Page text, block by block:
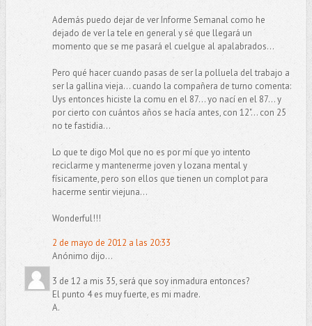
Además puedo dejar de ver Informe Semanal como he
dejado de ver la tele en general y sé que llegará un
momento que se me pasará el cuelgue al apalabrados...
Pero qué hacer cuando pasas de ser la polluela del trabajo a
ser la gallina vieja... cuando la compañera de turno comenta:
Uys entonces hiciste la comu en el 87... yo nací en el 87... y
por cierto con cuántos años se hacía antes, con 12"... con 25
no te fastidia...
Lo que te digo Mol que no es por mí que yo intento
reciclarme y mantenerme joven y lozana mental y
físicamente, pero son ellos que tienen un complot para
hacerme sentir viejuna...
Wonderful!!!
2 de mayo de 2012 a las 20:33
Anónimo dijo...
3 de 12 a mis 35, será que soy inmadura entonces?
El punto 4 es muy fuerte, es mi madre.
A.